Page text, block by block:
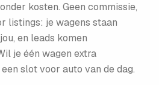
kosten. Geen commissie,
listings: je wagens staan
en leads komen
je één wagen extra
slot voor auto van de dag.